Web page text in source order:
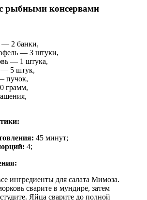
рыбными консервами
— 2 банки,
— 3 штуки,
— 1 штука,
— 5 штук,
пучок,
грамм,
45 минут;
4;
ингредиенты для салата Мимоза.
сварите в мундире, затем
Яйца сварите до полной